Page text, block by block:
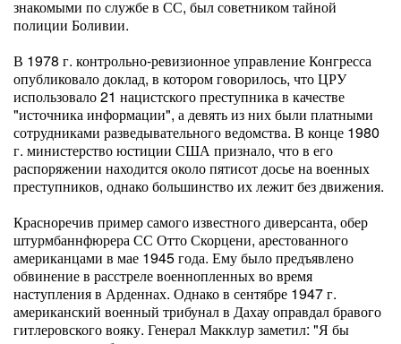
знакомыми по службе в СС, был советником тайной
полиции Боливии.
В 1978 г. контрольно-ревизионное управление Конгресса
опубликовало доклад, в котором говорилось, что ЦРУ
использовало 21 нацистского преступника в качестве
"источника информации", а девять из них были платными
сотрудниками разведывательного ведомства. В конце 1980
г. министерство юстиции США признало, что в его
распоряжении находится около пятисот досье на военных
преступников, однако большинство их лежит без движения.
Красноречив пример самого известного диверсанта, обер
штурмбаннфюрера СС Отто Скорцени, арестованного
американцами в мае 1945 года. Ему было предъявлено
обвинение в расстреле военнопленных во время
наступления в Арденнах. Однако в сентябре 1947 г.
американский военный трибунал в Дахау оправдал бравого
гитлеровского вояку. Генерал Макклур заметил: "Я бы